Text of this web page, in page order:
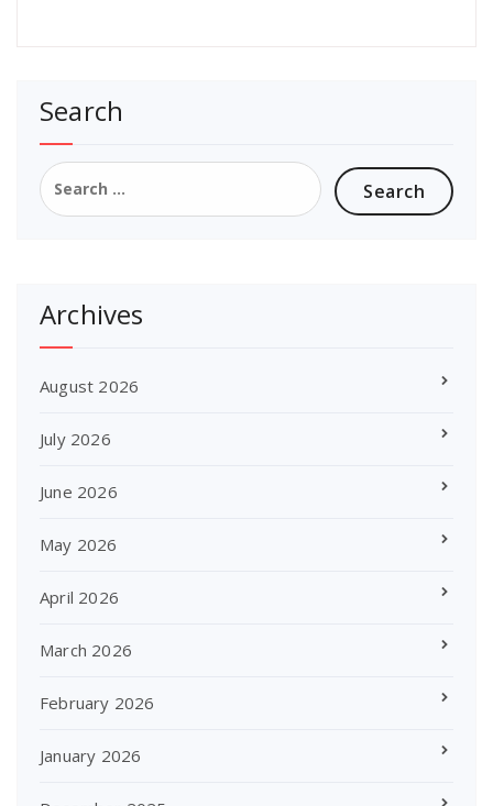
Search
Search
for:
Archives
August 2026
July 2026
June 2026
May 2026
April 2026
March 2026
February 2026
January 2026